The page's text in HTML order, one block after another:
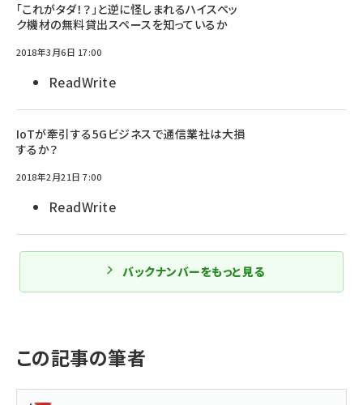
「これがタダ！？」と逆に怪しまれるハイスペッ
ク機材の無料貸出スペースを知っているか
2018年3月6日 17:00
ReadWrite
IoTが牽引する5Gビジネスで通信業社は大損
するか？
2018年2月21日 7:00
ReadWrite
バックナンバーをもっと見る
この記事の筆者